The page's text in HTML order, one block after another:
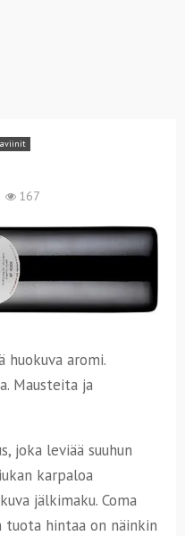
167
huokuva aromi.
Mausteita ja
joka leviää suuhun
karpaloa
jälkimaku. Coma
tuota hintaa on näinkin